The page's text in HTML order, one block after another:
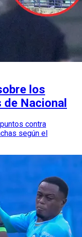
los
de Nacional
contra
según el